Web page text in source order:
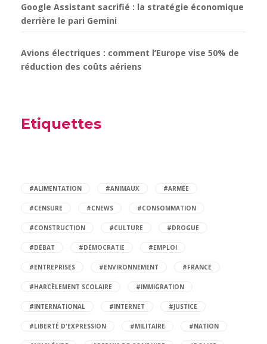
Google Assistant sacrifié : la stratégie économique
derrière le pari Gemini
Avions électriques : comment l’Europe vise 50% de
réduction des coûts aériens
Etiquettes
#ALIMENTATION #ANIMAUX #ARMÉE
#CENSURE #CNEWS #CONSOMMATION
#CONSTRUCTION #CULTURE #DROGUE
#DÉBAT #DÉMOCRATIE #EMPLOI
#ENTREPRISES #ENVIRONNEMENT #FRANCE
#HARCÈLEMENT SCOLAIRE #IMMIGRATION
#INTERNATIONAL #INTERNET #JUSTICE
#LIBERTÉ D'EXPRESSION #MILITAIRE #NATION